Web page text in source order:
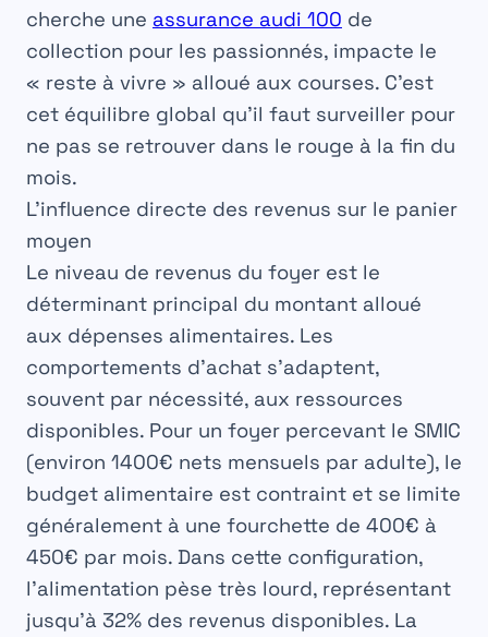
cherche une assurance audi 100 de
collection pour les passionnés, impacte le
« reste à vivre » alloué aux courses. C’est
cet équilibre global qu’il faut surveiller pour
ne pas se retrouver dans le rouge à la fin du
mois.
L’influence directe des revenus sur le panier
moyen
Le niveau de revenus du foyer est le
déterminant principal du montant alloué
aux dépenses alimentaires. Les
comportements d’achat s’adaptent,
souvent par nécessité, aux ressources
disponibles. Pour un foyer percevant le SMIC
(environ 1400€ nets mensuels par adulte), le
budget alimentaire est contraint et se limite
généralement à une fourchette de 400€ à
450€ par mois. Dans cette configuration,
l’alimentation pèse très lourd, représentant
jusqu’à 32% des revenus disponibles. La